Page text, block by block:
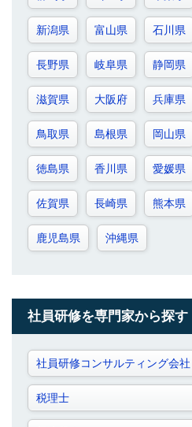
新潟県 富山県 石川県
長野県 岐阜県 静岡県
滋賀県 大阪府 兵庫県
鳥取県 島根県 岡山県
徳島県 香川県 愛媛県
佐賀県 長崎県 熊本県
鹿児島県 沖縄県
社員研修を専門家から探す
社員研修コンサルティング会社
税理士